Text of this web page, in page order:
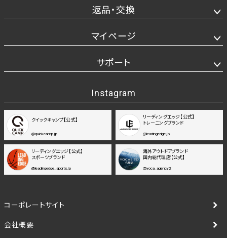
返品・交換
マイページ
サポート
Instagram
クイックキャンプ【公式】
@quickcamp.jp
リーディングエッジ【公式】
トレーニングブランド
@leadingedge.jp
リーディングエッジ【公式】
スポーツブランド
@leadingedge_sports.jp
海外アウトドアブランド
国内総代理店【公式】
@yoca_agency2
コーポレートサイト
会社概要